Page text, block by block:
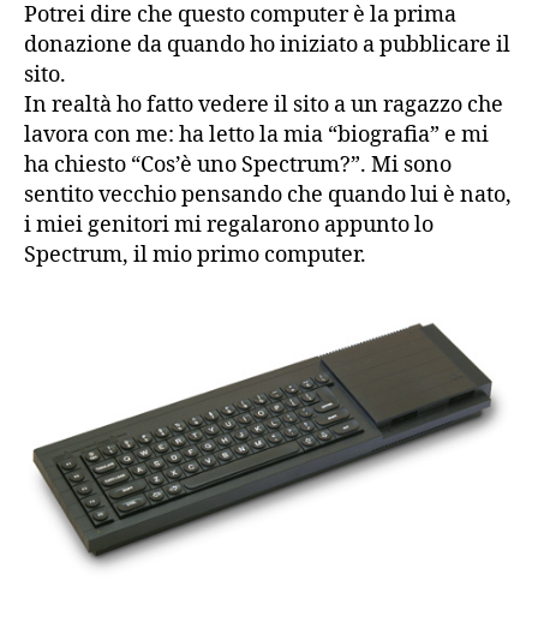
Potrei dire che questo computer è la prima
donazione da quando ho iniziato a pubblicare il
sito.
In realtà ho fatto vedere il sito a un ragazzo che
lavora con me: ha letto la mia “biografia” e mi
ha chiesto “Cos’è uno Spectrum?”. Mi sono
sentito vecchio pensando che quando lui è nato,
i miei genitori mi regalarono appunto lo
Spectrum, il mio primo computer.